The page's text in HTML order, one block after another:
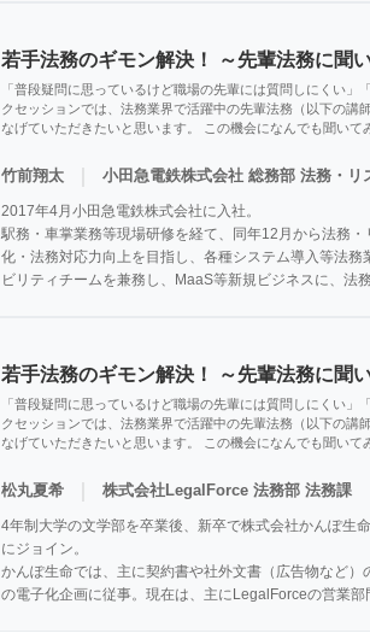
若手法務のギモン解決！ ～先輩法務に聞
「普段疑問に思っているけど職場の先輩には質問しにくい
クセッションでは、法務業界で活躍中の先輩法務（以下の
なげていただきたいと思います。 この機会になんでも聞いて
竹前翔太 小田急電鉄株式会社 総務部 法務・リ
2017年4月小田急電鉄株式会社に入社。
駅務・車掌業務等現場研修を経て、同年12月から法務
化・法務対応力向上を目指し、各種システム導入等法
ビリティチームを兼務し、MaaS等新規ビジネスに、法
若手法務のギモン解決！ ～先輩法務に聞
「普段疑問に思っているけど職場の先輩には質問しにくい
クセッションでは、法務業界で活躍中の先輩法務（以下の
なげていただきたいと思います。 この機会になんでも聞いて
松丸夏希 株式会社LegalForce 法務部 法務課
4年制大学の文学部を卒業後、新卒で株式会社かんぽ生
にジョイン。
かんぽ生命では、主に契約書や社外文書（広告物など
の電子化企画に従事。現在は、主にLegalForceの営業部